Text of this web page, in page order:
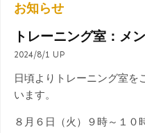
お知らせ
トレーニング室：メ
2024/8/1 UP
日頃よりトレーニング室を
います。
８月６日（火）９時～１０